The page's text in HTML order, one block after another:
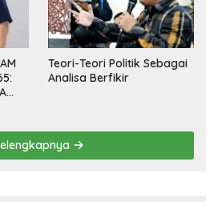
Teori-Teori Politik Sebagai
Analisa Berfikir